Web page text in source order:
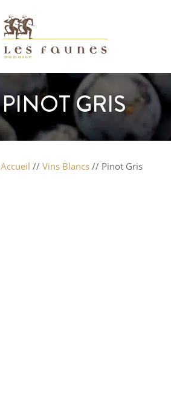
PINOT GRIS
Accueil // Vins Blancs // Pinot Gris